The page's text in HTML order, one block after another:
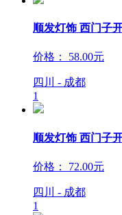
顺发灯饰 西门子
价格： 58.00元
四川 - 成都
1
顺发灯饰 西门子
价格： 72.00元
四川 - 成都
1